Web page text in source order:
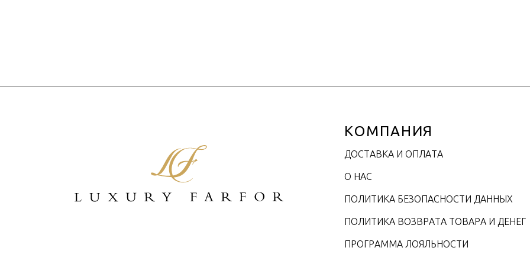
КОМПАНИЯ
ДОСТАВКА И ОПЛАТА
О НАС
ПОЛИТИКА БЕЗОПАСНОСТИ ДАННЫХ
ПОЛИТИКА ВОЗВРАТА ТОВАРА И ДЕНЕГ
ПРОГРАММА ЛОЯЛЬНОСТИ